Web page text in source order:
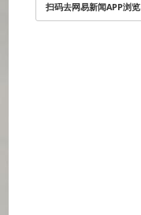
扫码去网易新闻APP浏览